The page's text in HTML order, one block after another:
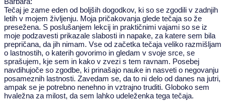
Tečaj je zame eden od boljših dogodkov, ki so se zgodili v zadnjih
letih v mojem življenju. Moja pričakovanja glede tečaja so že
presežena. S poslušanjem lekcij in praktičnimi vajami so se iz
moje podzavesti prikazale slabosti in napake, za katere sem bila
prepričana, da jih nimam. Vse od začetka tečaja veliko razmišljam
o lastnostih, o katerih govorimo in gledam v svoje srce, se
sprašujem, kje sem in kako v zvezi s tem ravnam. Posebej
navdihujoče so zgodbe, ki prinašajo nauke in nasveti o negovanju
posameznih lastnosti. Zavedam se, da to ni delo od danes na jutri,
ampak se je potrebno nenehno in vztrajno truditi. Globoko sem
hvaležna za milost, da sem lahko udeleženka tega tečaja.